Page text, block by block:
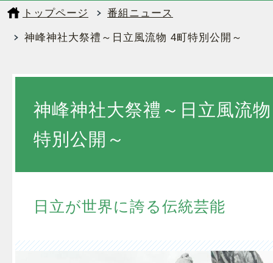
トップページ
番組ニュース
神峰神社大祭禮～日立風流物 4町特別公開～
神峰神社大祭禮～日立風流
特別公開～
日立が世界に誇る伝統芸能